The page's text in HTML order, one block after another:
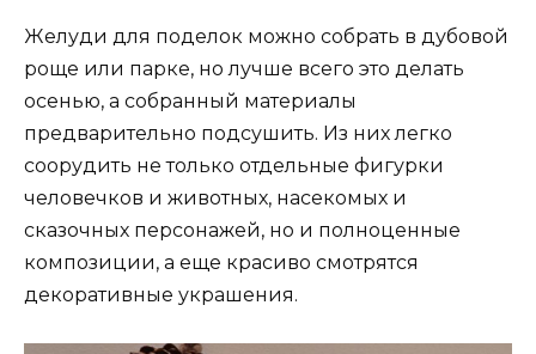
Желуди для поделок можно собрать в дубовой
роще или парке, но лучше всего это делать
осенью, а собранный материалы
предварительно подсушить. Из них легко
соорудить не только отдельные фигурки
человечков и животных, насекомых и
сказочных персонажей, но и полноценные
композиции, а еще красиво смотрятся
декоративные украшения.